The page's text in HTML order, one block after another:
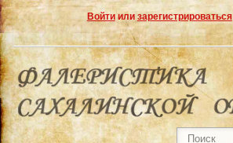
Войтиили зарегистрироваться